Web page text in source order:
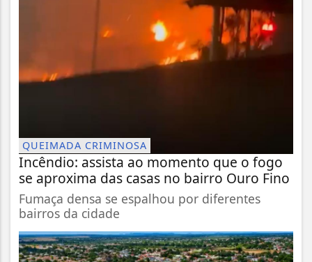
QUEIMADA CRIMINOSA
Incêndio: assista ao momento que o fogo
se aproxima das casas no bairro Ouro Fino
Fumaça densa se espalhou por diferentes
bairros da cidade